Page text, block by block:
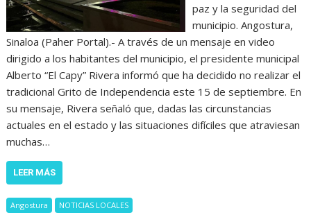
paz y la seguridad del
municipio. Angostura,
Sinaloa (Paher Portal).- A través de un mensaje en video
dirigido a los habitantes del municipio, el presidente municipal
Alberto “El Capy” Rivera informó que ha decidido no realizar el
tradicional Grito de Independencia este 15 de septiembre. En
su mensaje, Rivera señaló que, dadas las circunstancias
actuales en el estado y las situaciones difíciles que atraviesan
muchas…
LEER MÁS
Angostura NOTICIAS LOCALES